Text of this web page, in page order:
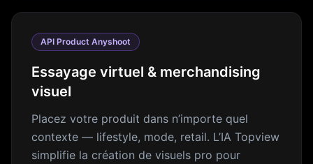
API Product Anyshoot
Essayage virtuel & merchandising
visuel
Placez votre produit dans n’importe quel
contexte — lifestyle, mode, retail. L’IA Topview
simplifie la création de visuels pro pour